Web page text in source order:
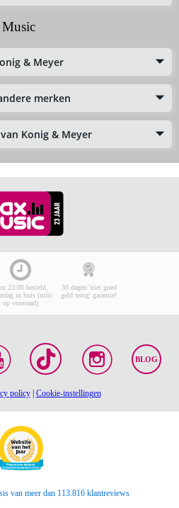
& Meyer
merken
Konig & Meyer
23:00 besteld,
in huis (mits
op voorraad)
30 dagen 'niet goed
geld terug' garantie!
BLOG
policy| Cookie-instellingen
van meer dan 113.816 klantreviews